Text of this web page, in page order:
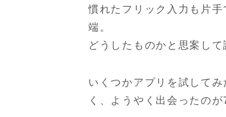
慣れたフリック入力も片
端。
どうしたものかと思案し
いくつかアプリを試して
く、ようやく出会ったの